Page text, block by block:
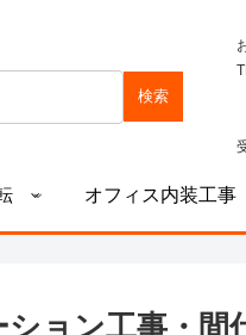
検索
オフィス内装工事
ション工事・